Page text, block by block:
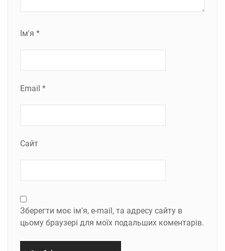
Ім'я *
Email *
Сайт
Зберегти моє ім'я, e-mail, та адресу сайту в
цьому браузері для моїх подальших коментарів.